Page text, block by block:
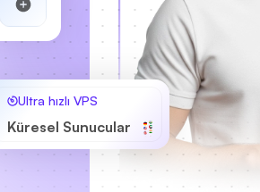
Ultra hızlı VPS
Küresel Sunucular